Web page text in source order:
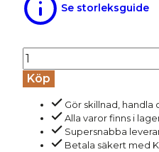
Se storleksguide
Tröja
långärmad
FRANK
svart
mängd
Köp
Gör skillnad, handla
Alla varor finns i
Supersnabba
Betala säkert med